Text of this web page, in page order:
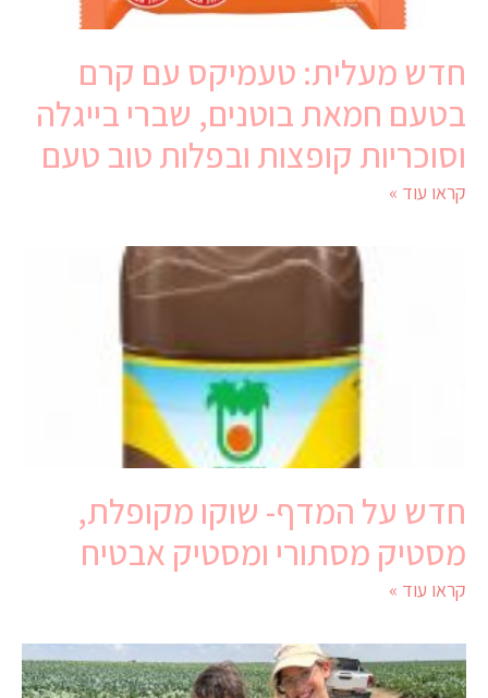
חדש מעלית: טעמיקס עם קרם
בטעם חמאת בוטנים, שברי בייגלה
וסוכריות קופצות ובפלות טוב טעם
קראו עוד »
חדש על המדף- שוקו מקופלת,
מסטיק מסתורי ומסטיק אבטיח
קראו עוד »